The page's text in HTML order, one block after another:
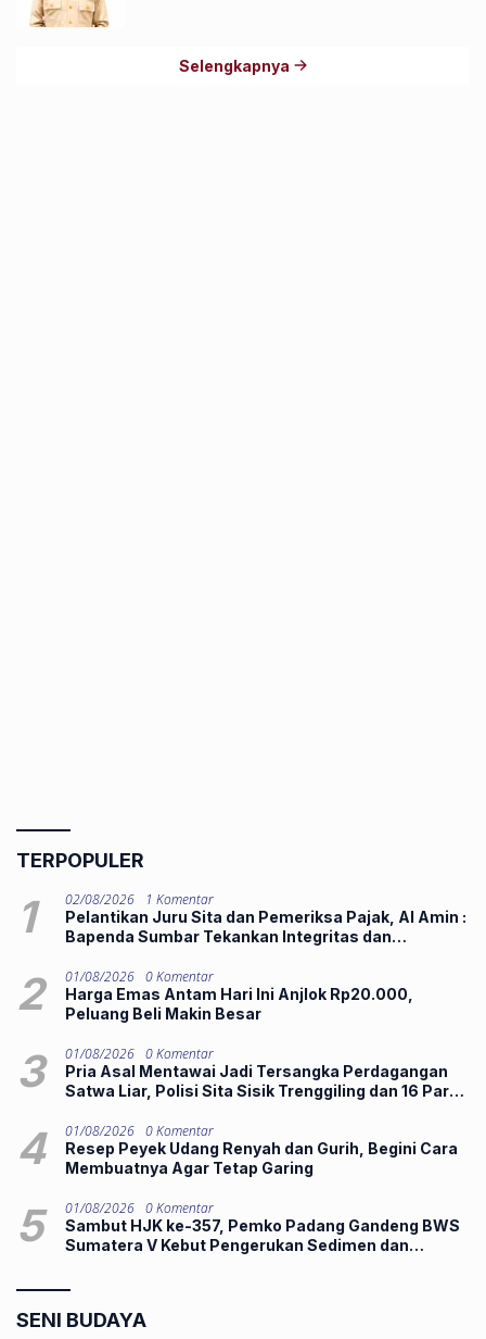
Selengkapnya
TERPOPULER
1 02/08/2026
1 Komentar
Pelantikan Juru Sita dan Pemeriksa Pajak, Al Amin :
Bapenda Sumbar Tekankan Integritas dan
2 01/08/2026 0 Komentar
Harga Emas Antam Hari Ini Anjlok Rp20.000,
Peluang Beli Makin Besar
3 01/08/2026 0 Komentar
Pria Asal Mentawai Jadi Tersangka Perdagangan
Satwa Liar, Polisi Sita Sisik Trenggiling dan 16 Paruh
4 01/08/2026 0 Komentar
Resep Peyek Udang Renyah dan Gurih, Begini Cara
Membuatnya Agar Tetap Garing
5 01/08/2026 0 Komentar
Sambut HJK ke-357, Pemko Padang Gandeng BWS
Sumatera V Kebut Pengerukan Sedimen dan
SENI BUDAYA